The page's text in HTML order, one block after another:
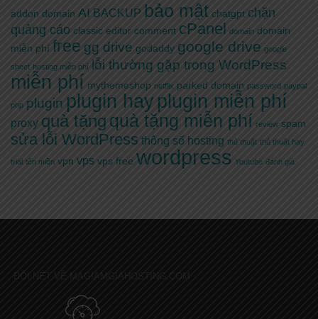
addon domain AI BACKUP bảo mật chatgpt chặn
quảng cáo classic editor comment cPanel domain domain
miễn phí free gg drive godaddy google drive google
sheet hosting miễn phí lỗi thường gặp trong WordPress
miễn phí mythemeshop netflix parked domain password paypal
php plugin plugin hayplugin miễn phí
proxy quà tặng quà tặng miễn phí review spam
sửa lỗi WordPress thông số hosting thủ thuật thủ thuật hay
trial tên miền vpn vps vps free wordpress Youtube đánh giá
ĐÔI NÉT VỀ MAGIAMGIAHOSTING.COM